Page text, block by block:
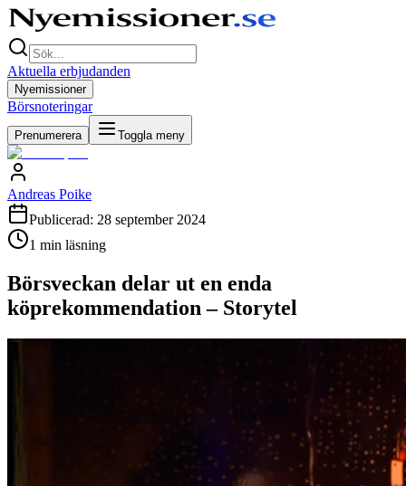
Aktuella erbjudanden
Nyemissioner
Börsnoteringar
Prenumerera Toggla meny
Andreas Poike
Publicerad: 28 september 2024
1 min läsning
Börsveckan delar ut en enda
köprekommendation – Storytel